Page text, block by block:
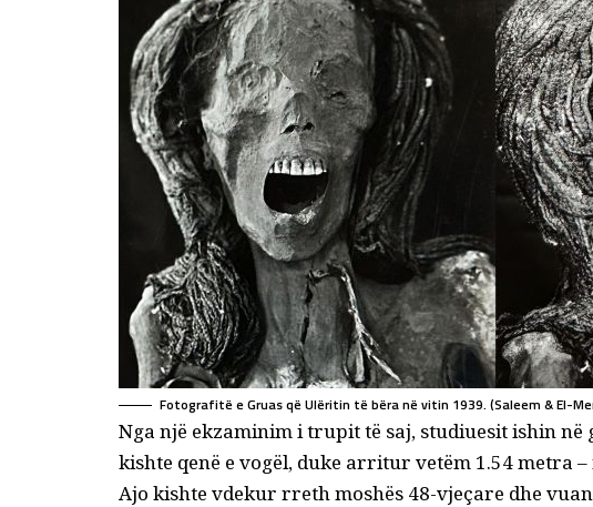
Fotografitë e Gruas që Ulëritin të bëra në vitin 1939. (Saleem & El-
Nga një ekzaminim i trupit të saj, studiuesit ishin
kishte qenë e vogël, duke arritur vetëm 1.54 metra
Ajo kishte vdekur rreth moshës 48-vjeçare dhe